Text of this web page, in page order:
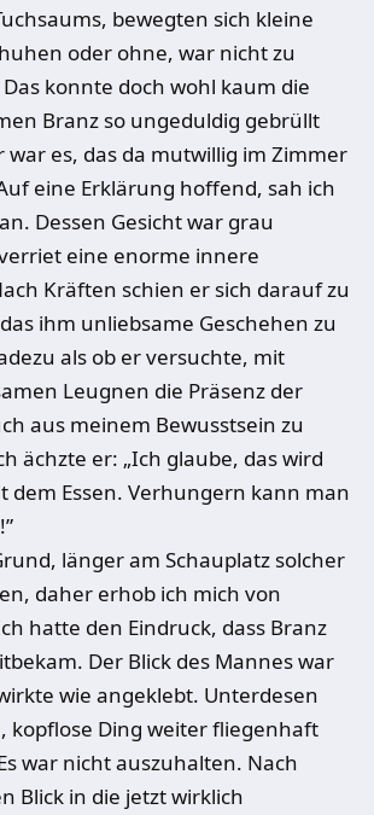
bewegten sich kleine
oder ohne, war nicht zu
konnte doch wohl kaum die
Branz so ungeduldig gebrüllt
war es, das da mutwillig im Zimmer
eine Erklärung hoffend, sah ich
Dessen Gesicht war grau
eine enorme innere
Kräften schien er sich darauf zu
ihm unliebsame Geschehen zu
als ob er versuchte, mit
Leugnen die Präsenz der
aus meinem Bewusstsein zu
ächzte er: „Ich glaube, das wird
dem Essen. Verhungern kann man
länger am Schauplatz solcher
daher erhob ich mich von
hatte den Eindruck, dass Branz
Der Blick des Mannes war
wie angeklebt. Unterdesen
kopflose Ding weiter fliegenhaft
war nicht auszuhalten. Nach
Blick in die jetzt wirklich